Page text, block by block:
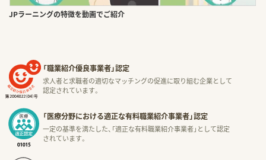
JPラーニングの特徴を動画でご紹介
「職業紹介優良事業者」認定
求人者と求職者の適切なマッチングの促進に取り組む企業として
認定されています。
「医療分野における適正な有料職業紹介事業者」認定
一定の基準を満たした、「適正な有料職業紹介事業者」として認定
されています。